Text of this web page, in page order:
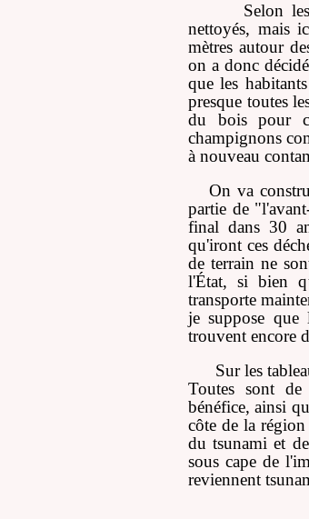
Selon
nettoyés, mais
mètres autour
on a donc
que les
presque toutes
du bois pour
champignons
à nouveau
On va
partie de
final dans 30
qu'iront ces
de terrain ne
l'État, si bien
transporte
je suppose que
trouvent encore
Sur les
Toutes sont de
bénéfice, ainsi
côte de la
du tsunami et
sous cape de
reviennent